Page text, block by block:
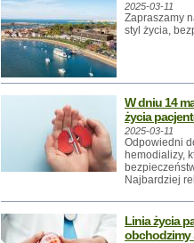
2025-03-11
Zapraszamy
styl życia,
W dniu 14
życia
2025-03-11
Odpowiedni
hemodializy,
Najbardziej
Linia życia
obchodzimy